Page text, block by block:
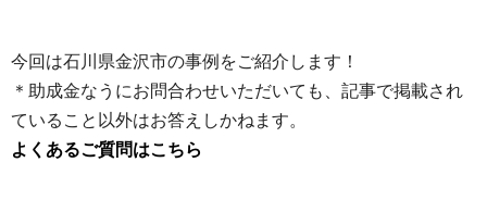
今回は石川県金沢市の事例をご紹介します！
＊助成金なうにお問合わせいただいても、記事で掲載され
ていること以外はお答えしかねます。
よくあるご質問はこちら